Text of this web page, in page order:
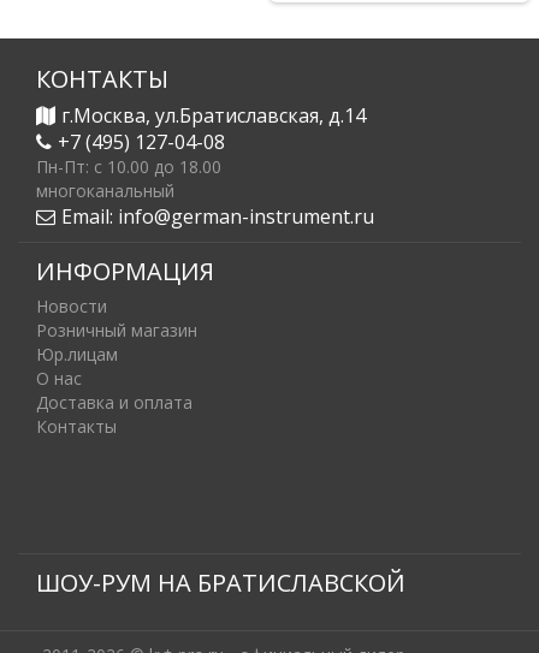
КОНТАКТЫ
г.Москва, ул.Братиславская, д.14
+7 (495) 127-04-08
Пн-Пт: c 10.00 до 18.00
многоканальный
Email: info@german-instrument.ru
ИНФОРМАЦИЯ
Новости
Розничный магазин
Юр.лицам
О нас
Доставка и оплата
Контакты
ШОУ-РУМ НА БРАТИСЛАВСКОЙ